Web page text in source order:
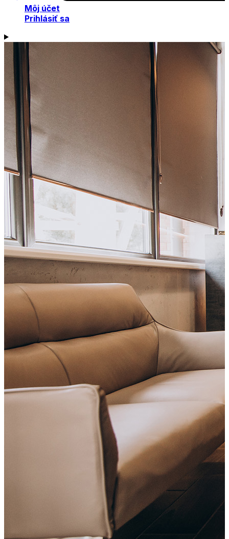
Môj účet
Prihlásiť sa